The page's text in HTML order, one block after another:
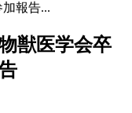
報告...
獣医学会卒